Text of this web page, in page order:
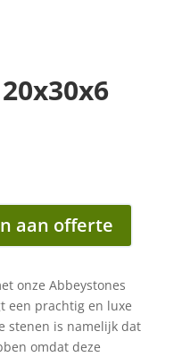
aan offerte
onze Abbeystones
een prachtig en luxe
stenen is namelijk dat
omdat deze